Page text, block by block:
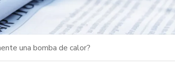
una bomba de calor?